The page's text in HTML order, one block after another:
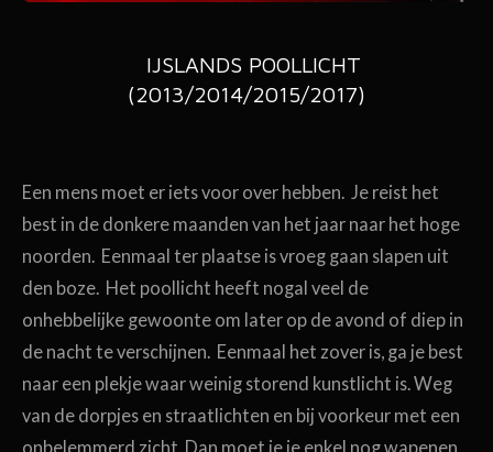
IJSLANDS POOLLICHT
(2013/2014/2015/2017)
Een mens moet er iets voor over hebben. Je reist het
best in de donkere maanden van het jaar naar het hoge
noorden. Eenmaal ter plaatse is vroeg gaan slapen uit
den boze. Het poollicht heeft nogal veel de
onhebbelijke gewoonte om later op de avond of diep in
de nacht te verschijnen. Eenmaal het zover is, ga je best
naar een plekje waar weinig storend kunstlicht is. Weg
van de dorpjes en straatlichten en bij voorkeur met een
onbelemmerd zicht. Dan moet je je enkel nog wapenen